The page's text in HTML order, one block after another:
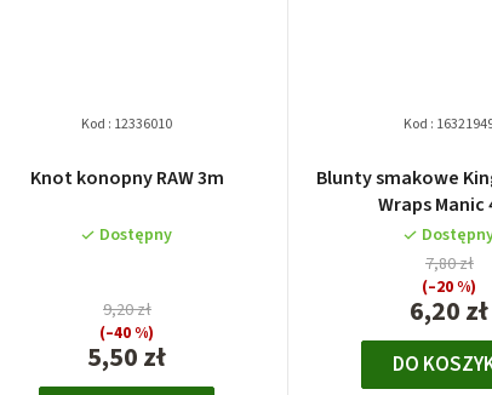
Knot konopny RAW 3m
Dostępny
5,50 zł
9,20 zł
(–40 %)
Kod : 12336010
Blunty smakowe
Wraps Manic
6,20 zł
7,80 zł
(–20 %)
DO
Kod :